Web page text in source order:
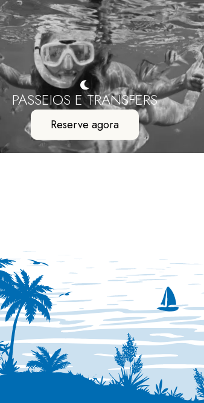
PASSEIOS E TRANSFERS
Reserve agora